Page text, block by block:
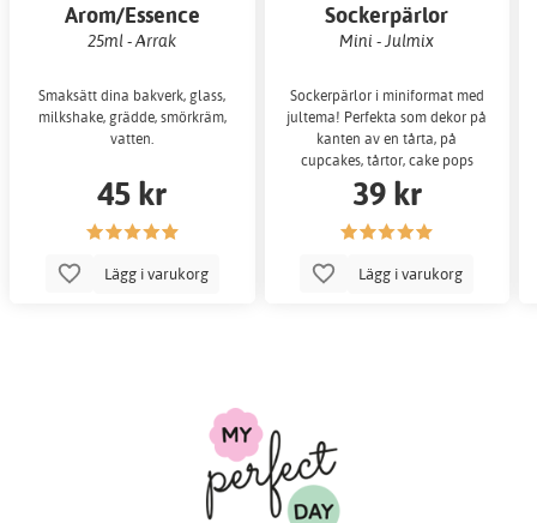
Arom/Essence
25ml - Arrak
Smaksätt dina bakverk, glass,
milkshake, grädde, smörkräm,
vatten.
45 kr
Lägg i varukorg
Sockerpärlor
Mini - Julmix
Sockerpärlor i miniformat med
jultema! Perfekta som dekor på
kanten av en tårta, på
cupcakes, tårtor, cake pops
eller andra bakv
39 kr
Lägg i varukorg